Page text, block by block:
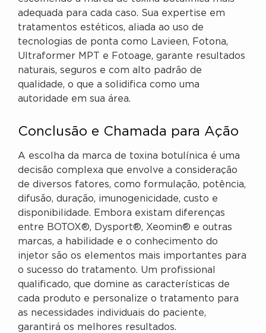
adequada para cada caso. Sua expertise em
tratamentos estéticos, aliada ao uso de
tecnologias de ponta como Lavieen, Fotona,
Ultraformer MPT e Fotoage, garante resultados
naturais, seguros e com alto padrão de
qualidade, o que a solidifica como uma
autoridade em sua área.
Conclusão e Chamada para Ação
A escolha da marca de toxina botulínica é uma
decisão complexa que envolve a consideração
de diversos fatores, como formulação, potência,
difusão, duração, imunogenicidade, custo e
disponibilidade. Embora existam diferenças
entre BOTOX®, Dysport®, Xeomin® e outras
marcas, a habilidade e o conhecimento do
injetor são os elementos mais importantes para
o sucesso do tratamento. Um profissional
qualificado, que domine as características de
cada produto e personalize o tratamento para
as necessidades individuais do paciente,
garantirá os melhores resultados.